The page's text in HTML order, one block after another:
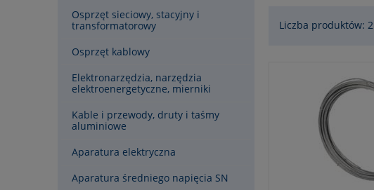
Osprzęt sieciowy, stacyjny i
transformatorowy
Osprzęt kablowy
Elektronarzędzia, narzędzia
elektroenergetyczne, mierniki
Kable i przewody, druty i taśmy
aluminiowe
Aparatura elektryczna
Aparatura średniego napięcia SN
Liczba produktów: 2